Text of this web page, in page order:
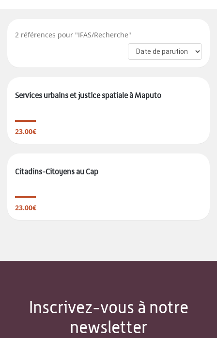
2 références pour "IFAS/Recherche"
Services urbains et justice spatiale à Maputo
23.00€
Citadins-Citoyens au Cap
23.00€
Inscrivez-vous à notre
newsletter